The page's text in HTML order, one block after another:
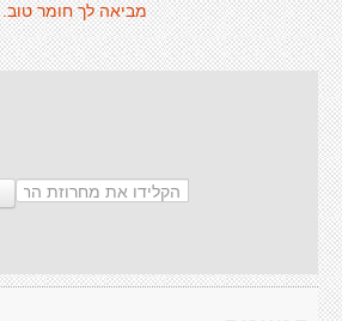
מביאה לך חומר טוב.